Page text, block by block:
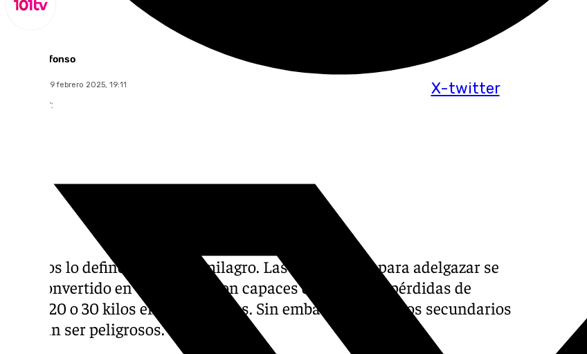
X-twitter
Miguel Alfonso
miércoles, 19 febrero 2025, 19:11
Compartir:
Muchos lo definen como un milagro. Las inyecciones para adelgazar se
han convertido en una moda. Son capaces de prometer pérdidas de
hasta 20 o 30 kilos en pocos meses. Sin embargo, los efectos secundarios
podrían ser peligrosos.